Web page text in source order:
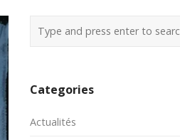
Categories
Actualités